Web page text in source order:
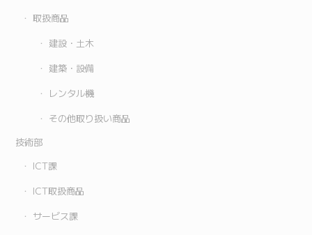
取扱商品
建設・土木
建築・設備
レンタル機
その他取り扱い商品
技術部
ICT課
ICT取扱商品
サービス課